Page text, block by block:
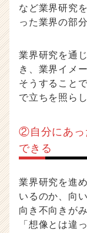
など業界研究
った業界の部
業界研究を通
き、業界イメ
そうすること
で立ちを照ら
②自分にあっ
できる
業界研究を進
いるのか、向
向き不向きが
「想像とは違